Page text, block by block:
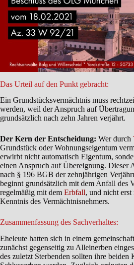
Das Urteil auf den Punkt gebracht:
Ein Grundstücksvermächtnis muss
werden, weil der Anspruch auf
grundsätzlich nach zehn Jahren verjährt.
Der Kern der Entscheidung: Wer durch
Grundstück oder Wohnungseigentum
erwirbt nicht automatisch Eigentum,
einen Anspruch auf Übereignung. Dieser
nach § 196 BGB der zehnjährigen
beginnt grundsätzlich mit dem Anfall des
regelmäßig mit dem Erbfall, und nicht erst
Kenntnis des Vermächtnisnehmers.
Zusammenfassung des Sachverhaltes:
Eheleute hatten sich in einem
zunächst gegenseitig zu Alleinerben
des zuletzt Sterbenden sollten ihre beiden